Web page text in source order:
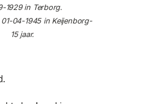
1929 in Terborg.
04-1945 in Keijenborg-
15 jaar.